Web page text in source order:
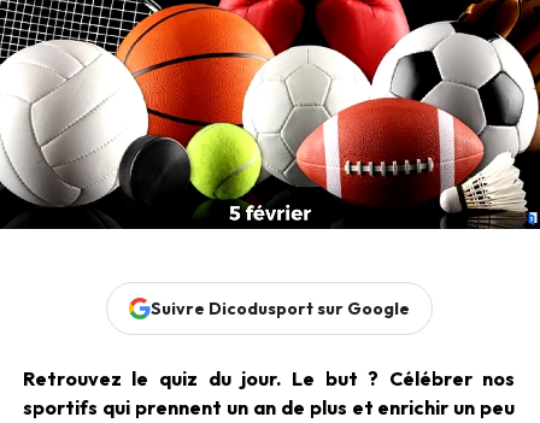
Suivre Dicodusport sur Google
Retrouvez le quiz du jour. Le but ? Célébrer nos
sportifs qui prennent un an de plus et enrichir un peu